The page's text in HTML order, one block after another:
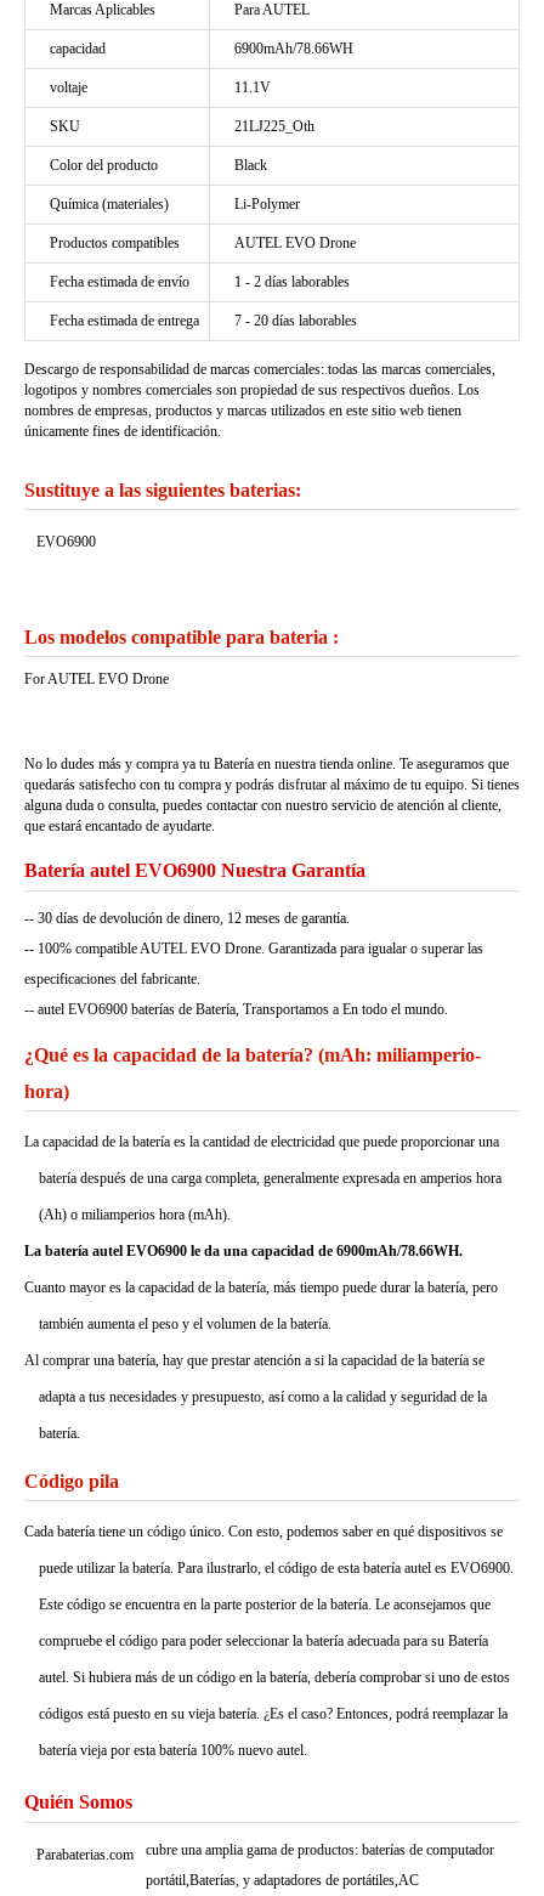
Marcas Aplicables Para AUTEL
capacidad 6900mAh/78.66WH
voltaje 11.1V
SKU 21LJ225_Oth
Color del producto Black
Química (materiales) Li-Polymer
Productos compatibles AUTEL EVO Drone
Fecha estimada de envío 1 - 2 días laborables
Fecha estimada de entrega 7 - 20 días laborables
Descargo de responsabilidad de marcas comerciales: todas las marcas comerciales,
logotipos y nombres comerciales son propiedad de sus respectivos dueños. Los
nombres de empresas, productos y marcas utilizados en este sitio web tienen
únicamente fines de identificación.
Sustituye a las siguientes baterias:
EVO6900
Los modelos compatible para bateria :
For AUTEL EVO Drone
No lo dudes más y compra ya tu Batería en nuestra tienda online. Te aseguramos que
quedarás satisfecho con tu compra y podrás disfrutar al máximo de tu equipo. Si tienes
alguna duda o consulta, puedes contactar con nuestro servicio de atención al cliente,
que estará encantado de ayudarte.
Batería autel EVO6900 Nuestra Garantía
-- 30 días de devolución de dinero, 12 meses de garantía.
-- 100% compatible AUTEL EVO Drone. Garantizada para igualar o superar las
especificaciones del fabricante.
-- autel EVO6900 baterías de Batería, Transportamos a En todo el mundo.
¿Qué es la capacidad de la batería? (mAh: miliamperio-
hora)
La capacidad de la batería es la cantidad de electricidad que puede proporcionar una
batería después de una carga completa, generalmente expresada en amperios hora
(Ah) o miliamperios hora (mAh).
La batería autel EVO6900 le da una capacidad de 6900mAh/78.66WH.
Cuanto mayor es la capacidad de la batería, más tiempo puede durar la batería, pero
también aumenta el peso y el volumen de la batería.
Al comprar una batería, hay que prestar atención a si la capacidad de la batería se
adapta a tus necesidades y presupuesto, así como a la calidad y seguridad de la
batería.
Código pila
Cada batería tiene un código único. Con esto, podemos saber en qué dispositivos se
puede utilizar la batería. Para ilustrarlo, el código de esta batería autel es EVO6900.
Este código se encuentra en la parte posterior de la batería. Le aconsejamos que
compruebe el código para poder seleccionar la batería adecuada para su Batería
autel. Si hubiera más de un código en la batería, debería comprobar si uno de estos
códigos está puesto en su vieja batería. ¿Es el caso? Entonces, podrá reemplazar la
batería vieja por esta batería 100% nuevo autel.
Quién Somos
Parabaterias.com
cubre una amplia gama de productos: baterías de computador
portátil,Baterías, y adaptadores de portátiles,AC